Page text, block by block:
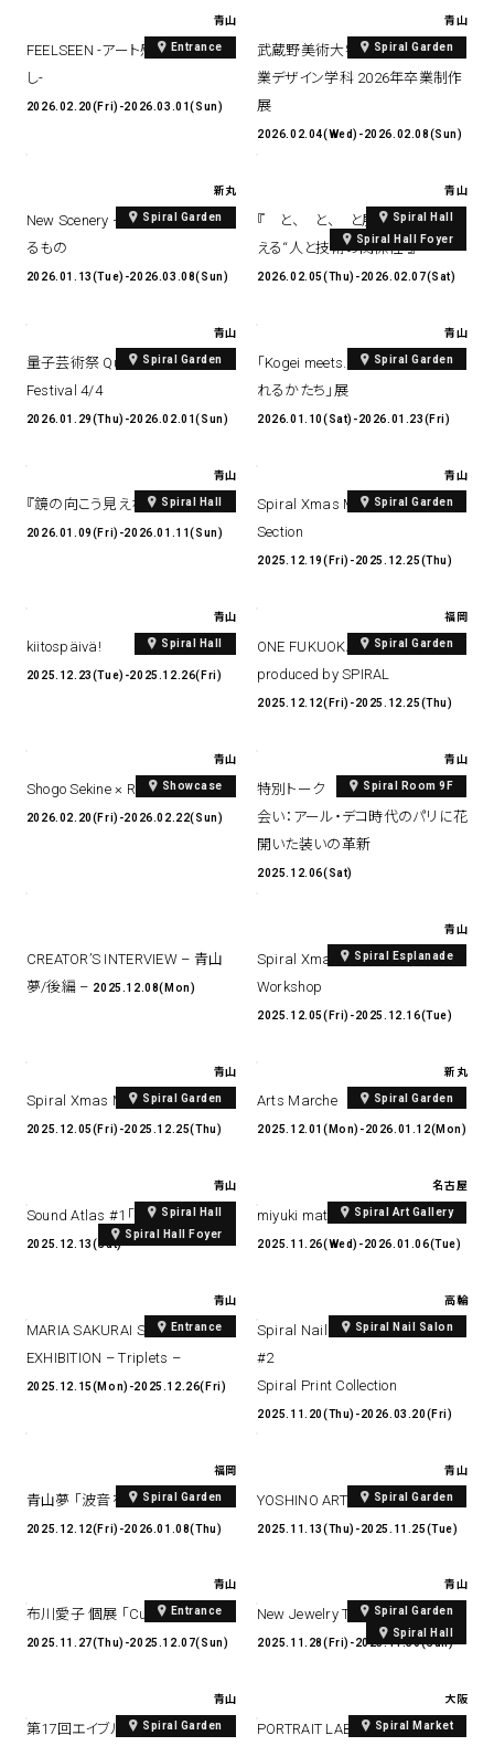
青山
Entrance
FEELSEEN -アート感のある暮ら
し-
2026.02.20(Fri)-2026.03.01(Sun)
青山
Spiral Garden
武蔵野美術大学 造形学部工芸工
業デザイン学科 2026年卒業制作
展
2026.02.04(Wed)-2026.02.08(Sun)
新丸
Spiral Garden
New Scenery – 日々の景色をつく
るもの
2026.01.13(Tue)-2026.03.08(Sun)
青山
Spiral Hall
Spiral Hall Foyer
『 と、 と、 と展 Hondaと考
える“人と技術の関係性”』
2026.02.05(Thu)-2026.02.07(Sat)
青山
Spiral Garden
量子芸術祭 Quantum Art
Festival 4/4
2026.01.29(Thu)-2026.02.01(Sun)
青山
Spiral Garden
「Kogei meets… 出会いから生ま
れるかたち」展
2026.01.10(Sat)-2026.01.23(Fri)
青山
Spiral Hall
『鏡の向こう見えない私の顔』
2026.01.09(Fri)-2026.01.11(Sun)
青山
Spiral Garden
Spiral Xmas Market 2025 Art
Section
2025.12.19(Fri)-2025.12.25(Thu)
青山
Spiral Hall
kiitospäivä!
2025.12.23(Tue)-2025.12.26(Fri)
福岡
Spiral Garden
ONE FUKUOKA BLDG. XMAS
produced by SPIRAL
2025.12.12(Fri)-2025.12.25(Thu)
青山
Showcase
Shogo Sekine × Repetto
2026.02.20(Fri)-2026.02.22(Sun)
青山
Spiral Room 9F
特別トーク モードとアートの出
会い：アール・デコ時代のパリに花
開いた装いの革新
2025.12.06(Sat)
CREATOR’S INTERVIEW – 青山
夢/後編 – 2025.12.08(Mon)
青山
Spiral Esplanade
Spiral Xmas Market 2025
Workshop
2025.12.05(Fri)-2025.12.16(Tue)
青山
Spiral Garden
Spiral Xmas Market 2025
2025.12.05(Fri)-2025.12.25(Thu)
新丸
Spiral Garden
Arts Marche
2025.12.01(Mon)-2026.01.12(Mon)
青山
Spiral Hall
Spiral Hall Foyer
Sound Atlas #1「極地からの音」
2025.12.13(Sat)
名古屋
Spiral Art Gallery
miyuki matsuo exhibition
2025.11.26(Wed)-2026.01.06(Tue)
青山
Entrance
MARIA SAKURAI SOLO
EXHIBITION – Triplets –
2025.12.15(Mon)-2025.12.26(Fri)
高輪
Spiral Nail Salon
Spiral Nail Salon Takanawa Art
#2
Spiral Print Collection
2025.11.20(Thu)-2026.03.20(Fri)
福岡
Spiral Garden
青山夢 「波音を纏う神話たち」
2025.12.12(Fri)-2026.01.08(Thu)
青山
Spiral Garden
YOSHINO ART CONNECT vol.4
2025.11.13(Thu)-2025.11.25(Tue)
青山
Entrance
布川愛子 個展 「Cuddly Light」
2025.11.27(Thu)-2025.12.07(Sun)
青山
Spiral Garden
Spiral Hall
New Jewelry TOKYO 2025
2025.11.28(Fri)-2025.11.30(Sun)
青山
Spiral Garden
第17回エイブル空間デザインコン
大阪
Spiral Market
PORTRAIT LAB × AKIKA EGAMI